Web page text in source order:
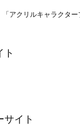
「アクリルキャラクタ
ト
サイト